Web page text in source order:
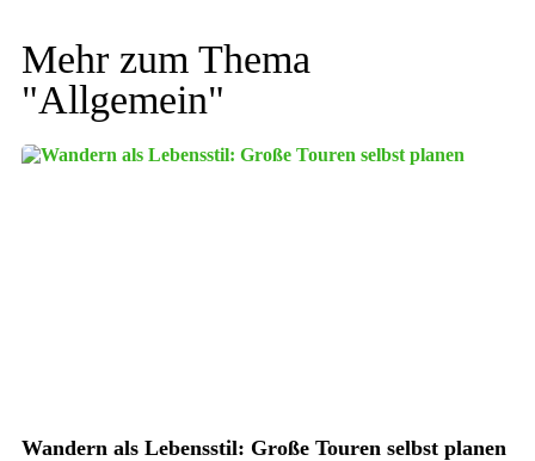
Mehr zum Thema
"Allgemein"
Wandern als Lebensstil: Große Touren selbst planen